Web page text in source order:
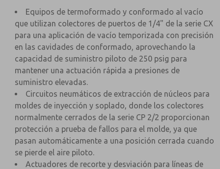
Equipos de termoformado y conformado al vacío
que utilizan colectores de puertos de 1/4" de la serie CX
para una aplicación de vacío temporizada con precisión
en las cavidades de conformado, aprovechando la
capacidad de suministro piloto de 250 psig para
mantener una actuación rápida a presiones de
suministro elevadas.
Circuitos neumáticos de extracción de núcleos para
moldes de inyección y soplado, donde los colectores
normalmente cerrados de la serie CP 2/2 proporcionan
protección a prueba de fallos para el molde, ya que
pasan automáticamente a una posición cerrada cuando
se pierde el aire piloto.
Actuadores de recorte y desviación para líneas de